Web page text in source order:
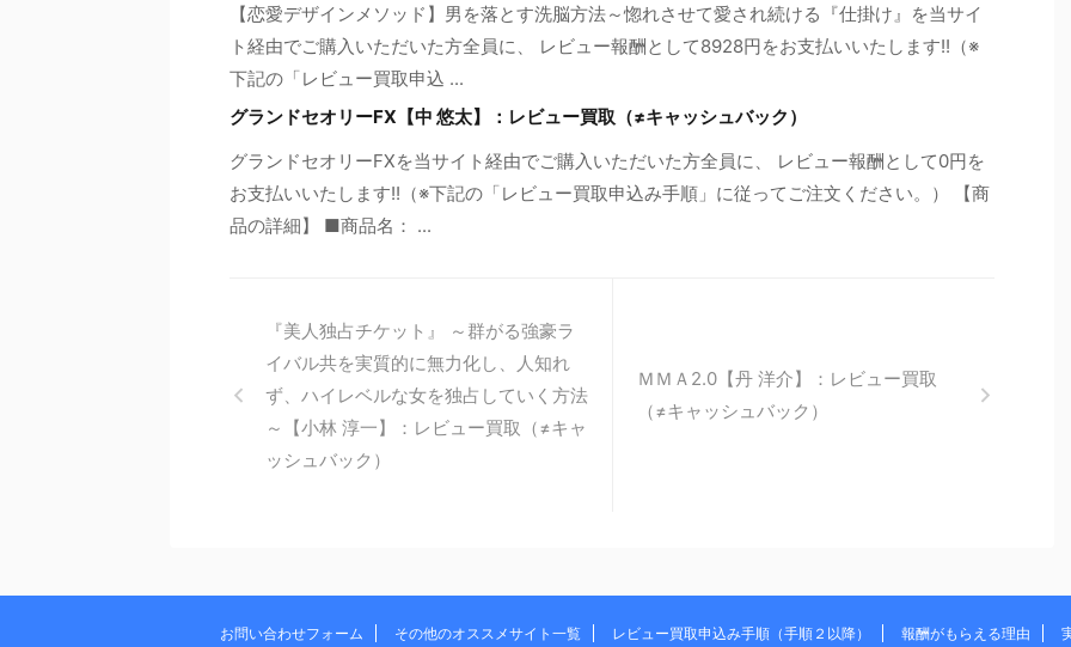
【恋愛デザインメソッド】男を落とす洗脳方法～惚れさせて愛され続ける『仕掛け』を当サイ
ト経由でご購入いただいた方全員に、 レビュー報酬として8928円をお支払いいたします!!（※
下記の「レビュー買取申込 ...
グランドセオリーFX【中 悠太】：レビュー買取（≠キャッシュバック）
グランドセオリーFXを当サイト経由でご購入いただいた方全員に、 レビュー報酬として0円を
お支払いいたします!!（※下記の「レビュー買取申込み手順」に従ってご注文ください。） 【商
品の詳細】 ■商品名： ...
『美人独占チケット』 ～群がる強豪ラ
イバル共を実質的に無力化し、人知れ
ず、ハイレベルな女を独占していく方法
～【小林 淳一】：レビュー買取（≠キャ
ッシュバック）
ＭＭＡ2.0【丹 洋介】：レビュー買取
（≠キャッシュバック）
お問い合わせフォーム その他のオススメサイト一覧 レビュー買取申込み手順（手順２以降） 報酬がもらえる理由